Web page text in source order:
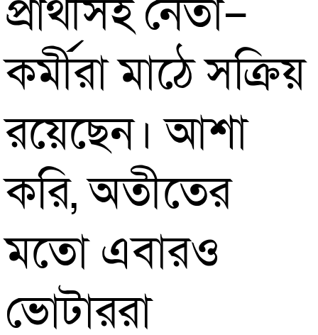
প্রার্থীসহ নেতা–
কর্মীরা মাঠে সক্রিয়
রয়েছেন। আশা
করি, অতীতের
মতো এবারও
ভোটাররা